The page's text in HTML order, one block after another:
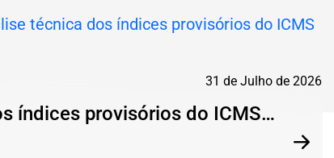
31 de Julho de 2026
índices provisórios do ICMS…